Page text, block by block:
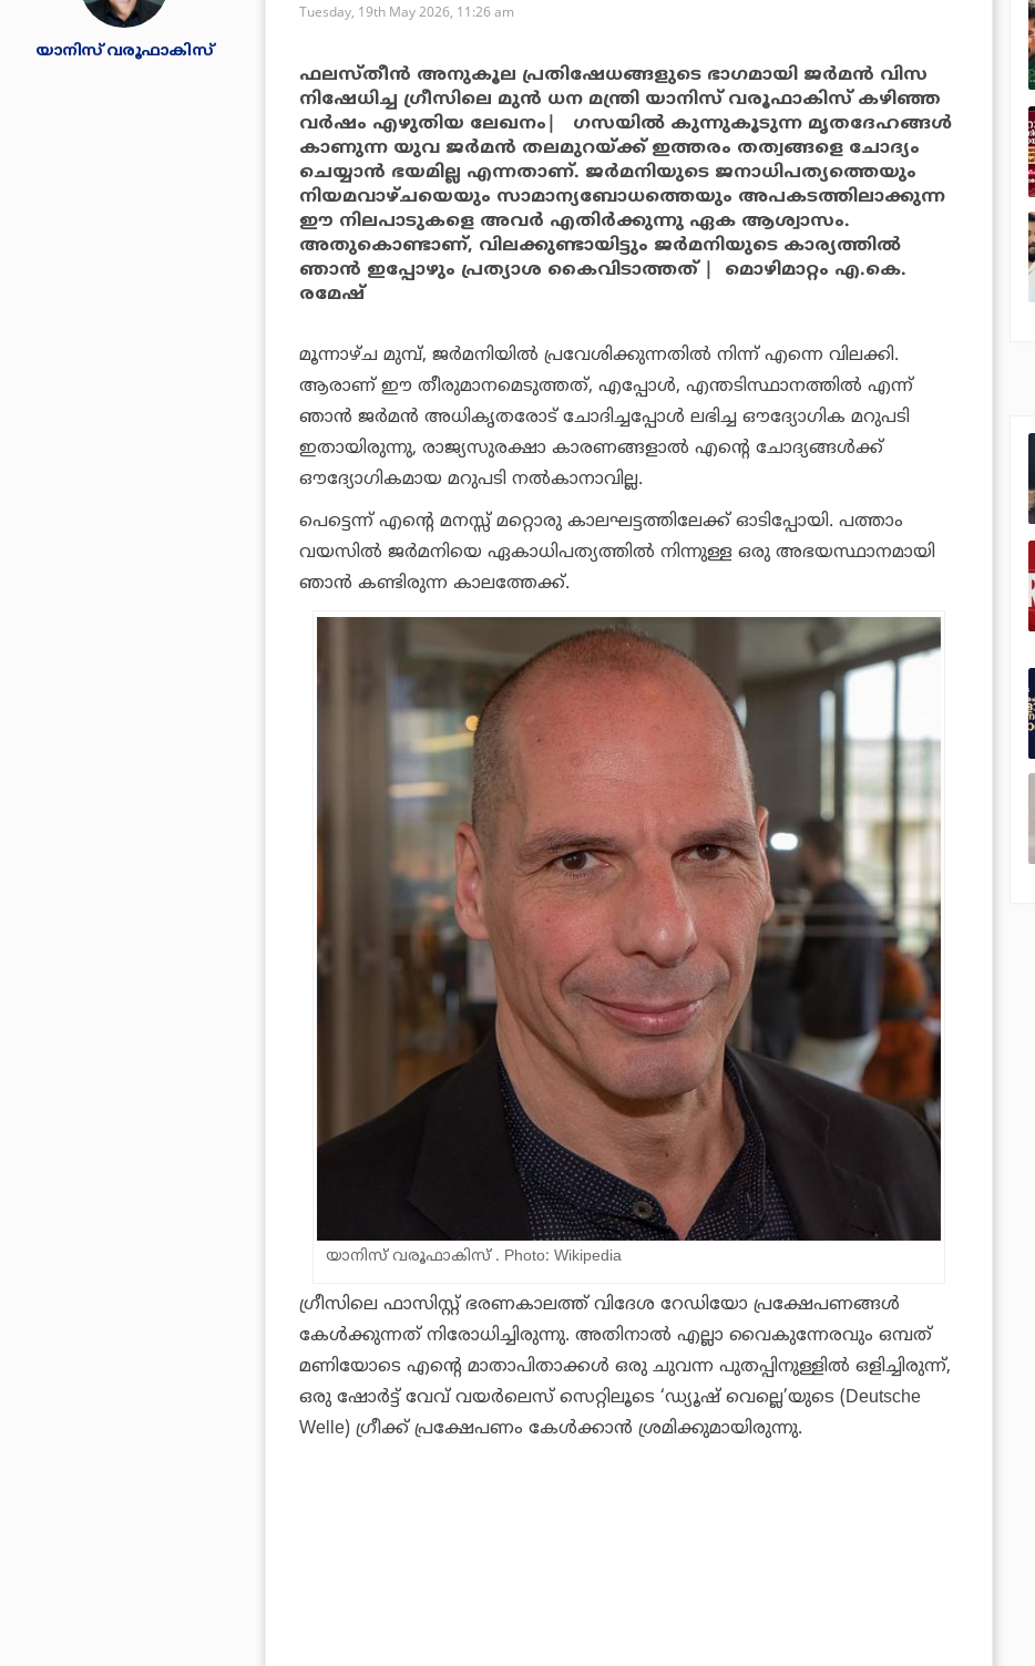
യാനിസ് വരൂഫാകിസ്
Tuesday, 19th May 2026, 11:26 am
ഫലസ്തീന്‍ അനുകൂല പ്രതിഷേധങ്ങളുടെ ഭാഗമായി ജര്‍മന്‍ വിസ
നിഷേധിച്ച ഗ്രീസിലെ മുന്‍ ധന മന്ത്രി യാനിസ് വരൂഫാകിസ് കഴിഞ്ഞ
വര്‍ഷം എഴുതിയ ലേഖനം| ഗസയില്‍ കുന്നുകൂടുന്ന മൃതദേഹങ്ങള്‍
കാണുന്ന യുവ ജര്‍മന്‍ തലമുറയ്ക്ക് ഇത്തരം തത്വങ്ങളെ ചോദ്യം
ചെയ്യാന്‍ ഭയമില്ല എന്നതാണ്. ജര്‍മനിയുടെ ജനാധിപത്യത്തെയും
നിയമവാഴ്ചയെയും സാമാന്യബോധത്തെയും അപകടത്തിലാക്കുന്ന
ഈ നിലപാടുകളെ അവര്‍ എതിര്‍ക്കുന്നു ഏക ആശ്വാസം.
അതുകൊണ്ടാണ്, വിലക്കുണ്ടായിട്ടും ജര്‍മനിയുടെ കാര്യത്തില്‍
ഞാന്‍ ഇപ്പോഴും പ്രത്യാശ കൈവിടാത്തത് | മൊഴിമാറ്റം എ.കെ.
രമേഷ്
മൂന്നാഴ്ച മുമ്പ്, ജര്‍മനിയില്‍ പ്രവേശിക്കുന്നതില്‍ നിന്ന് എന്നെ വിലക്കി.
ആരാണ് ഈ തീരുമാനമെടുത്തത്, എപ്പോള്‍, എന്തടിസ്ഥാനത്തില്‍ എന്ന്
ഞാന്‍ ജര്‍മന്‍ അധികൃതരോട് ചോദിച്ചപ്പോള്‍ ലഭിച്ച ഔദ്യോഗിക മറുപടി
ഇതായിരുന്നു, രാജ്യസുരക്ഷാ കാരണങ്ങളാല്‍ എന്റെ ചോദ്യങ്ങള്‍ക്ക്
ഔദ്യോഗികമായ മറുപടി നല്‍കാനാവില്ല.
പെട്ടെന്ന് എന്റെ മനസ്സ് മറ്റൊരു കാലഘട്ടത്തിലേക്ക് ഓടിപ്പോയി. പത്താം
വയസില്‍ ജര്‍മനിയെ ഏകാധിപത്യത്തില്‍ നിന്നുള്ള ഒരു അഭയസ്ഥാനമായി
ഞാന്‍ കണ്ടിരുന്ന കാലത്തേക്ക്.
യാനിസ് വരൂഫാകിസ് . Photo: Wikipedia
ഗ്രീസിലെ ഫാസിസ്റ്റ് ഭരണകാലത്ത് വിദേശ റേഡിയോ പ്രക്ഷേപണങ്ങള്‍
കേള്‍ക്കുന്നത് നിരോധിച്ചിരുന്നു. അതിനാല്‍ എല്ലാ വൈകുന്നേരവും ഒമ്പത്
മണിയോടെ എന്റെ മാതാപിതാക്കള്‍ ഒരു ചുവന്ന പുതപ്പിനുള്ളില്‍ ഒളിച്ചിരുന്ന്,
ഒരു ഷോര്‍ട്ട് വേവ് വയര്‍ലെസ് സെറ്റിലൂടെ ‘ഡ്യൂഷ് വെല്ലെ’യുടെ (Deutsche
Welle) ഗ്രീക്ക് പ്രക്ഷേപണം കേള്‍ക്കാന്‍ ശ്രമിക്കുമായിരുന്നു.